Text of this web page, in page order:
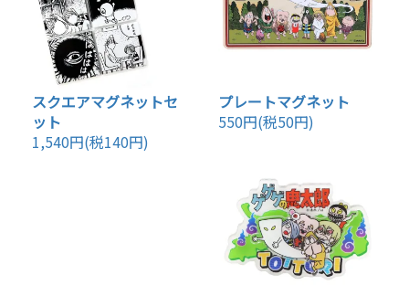
スクエアマグネットセ
ット
1,540円(税140円)
プレートマグネット
550円(税50円)